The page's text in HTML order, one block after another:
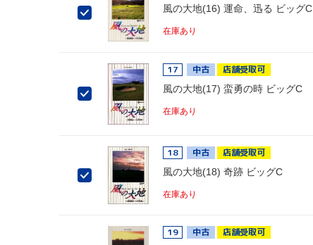
風の大地(16) 運命、迅る ビッグC
在庫あり
17 中古 店舗受取可
風の大地(17) 蛮勇の時 ビッグC
在庫あり
18 中古 店舗受取可
風の大地(18) 奇跡 ビッグC
在庫あり
19 中古 店舗受取可